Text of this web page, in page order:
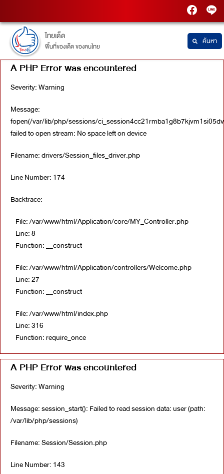
A PHP Error was encountered
Severity: Warning
Message:
fopen(/var/lib/php/sessions/
failed to open stream: No space left on device
Filename: drivers/Session_files_driver.php
Line Number: 174
Backtrace:
File: /var/www/html/Application/core/MY_Controller.php
Line: 8
Function: __construct
File: /var/www/html/Application/controllers/Welcome.php
Line: 27
Function: __construct
File: /var/www/html/index.php
Line: 316
Function: require_once
A PHP Error was encountered
Severity: Warning
Message: session_start(): Failed to read session data: user (path:
/var/lib/php/sessions)
Filename: Session/Session.php
Line Number: 143
PTT
Station
ไทยเด็ด
พื้นที่ของเด็ด ของคนไทย
ค้นหา